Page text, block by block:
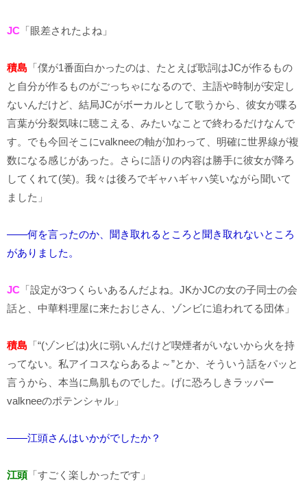
JC 「眼差されたよね」
積島 「僕が1番面白かったのは、たとえば歌詞はJCが作るもの
と自分が作るものがごっちゃになるので、主語や時制が安定し
ないんだけど、結局JCがボーカルとして歌うから、彼女が喋る
言葉が分裂気味に聴こえる、みたいなことで終わるだけなんで
す。でも今回そこにvalkneeの軸が加わって、明確に世界線が複
数になる感じがあった。さらに語りの内容は勝手に彼女が降ろ
してくれて(笑)。我々は後ろでギャハギャハ笑いながら聞いて
ました」
――何を言ったのか、聞き取れるところと聞き取れないところ
がありました。
JC 「設定が3つくらいあるんだよね。JKかJCの女の子同士の会
話と、中華料理屋に来たおじさん、ゾンビに追われてる団体」
積島 「“(ゾンビは)火に弱いんだけど喫煙者がいないから火を持
ってない。私アイコスならあるよ～”とか、そういう話をパッと
言うから、本当に鳥肌ものでした。げに恐ろしきラッパー
valkneeのポテンシャル」
――江頭さんはいかがでしたか？
江頭 「すごく楽しかったです」